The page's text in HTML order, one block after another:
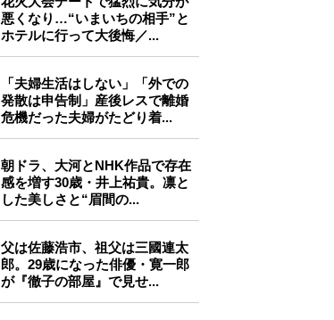
悪くなり…“いまいちの相手”と
ホテルに行って大後悔／...
「夫婦生活はしない」「外での
発散は申告制」産後レスで離婚
危機だった夫婦がたどり着...
朝ドラ、大河とNHK作品で存在
感を増す30歳・井上祐貴。凛と
した美しさと“眉間の...
父は佐藤浩市、祖父は三國連太
郎。29歳になった俳優・寛一郎
が『徹子の部屋』で見せ...